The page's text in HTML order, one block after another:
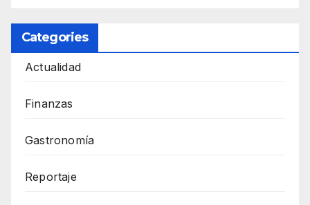
Categories
Actualidad
Finanzas
Gastronomía
Reportaje